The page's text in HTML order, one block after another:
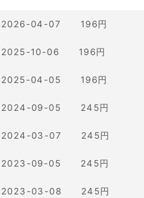
2026-04-07 196円
2025-10-06 196円
2025-04-05 196円
2024-09-05 245円
2024-03-07 245円
2023-09-05 245円
2023-03-08 245円